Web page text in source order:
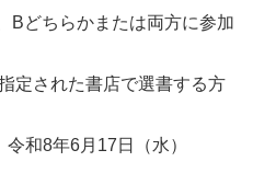
ちらかまたは両方に参加
れた書店で選書する方
日（水）